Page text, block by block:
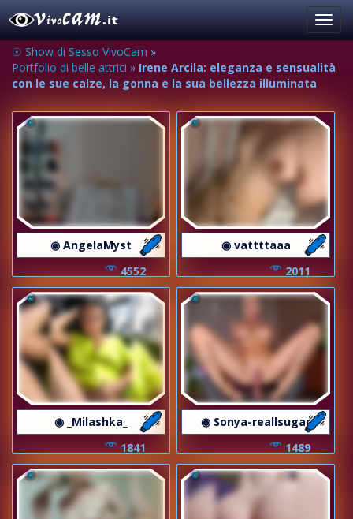
☉ Show di Sesso VivoCam »
Portfolio di belle attrici » Irene Arcila: eleganza e sensualità
con le sue calze, la gonna e la sua bellezza illuminata
◉ AngelaMyst
4552
◉ vattttaaa
2011
◉ _Milashka_
1841
◉ Sonya-reallsugar
1489